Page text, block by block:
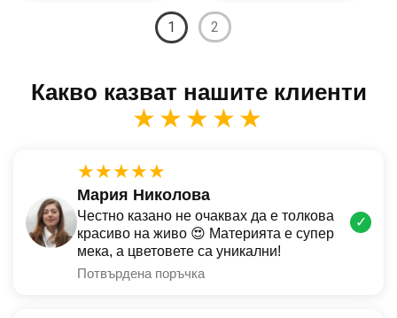
1 2
Какво казват нашите клиенти
★★★★★
★★★★★
Мария Николова
Честно казано не очаквах да е толкова
красиво на живо 😍 Материята е супер
мека, а цветовете са уникални!
Потвърдена поръчка
✓